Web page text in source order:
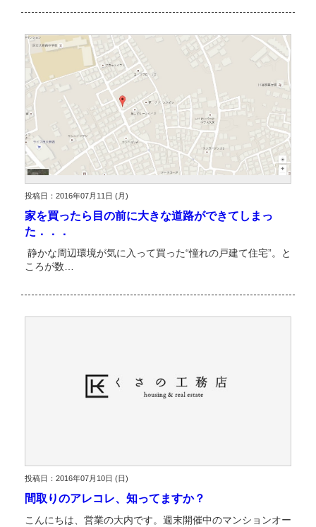
投稿日：2016年07月11日 (月)
家を買ったら目の前に大きな道路ができてしまっ
た．．．
静かな周辺環境が気に入って買った“憧れの戸建て住宅”。と
ころが数…
投稿日：2016年07月10日 (日)
間取りのアレコレ、知ってますか？
こんにちは、営業の大内です。週末開催中のマンションオー